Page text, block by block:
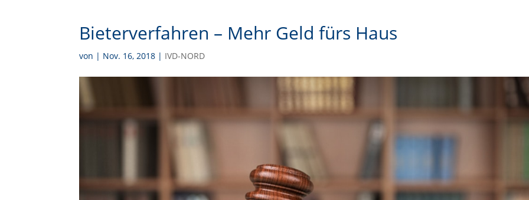
Bieterverfahren – Mehr Geld fürs Haus
von | Nov. 16, 2018 | IVD-NORD